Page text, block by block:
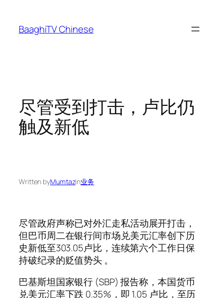
content
BaaghiTV Chinese
尽管受到打击，卢比仍
触及新低
Written byMumtazin业务
尽管政府声称已对外汇走私活动展开打击，
但巴币周二在银行间市场兑美元汇率创下历
史新低至303.05卢比，连续第六个工作日保
持破纪录的贬值势头 。
巴基斯坦国家银行 (SBP) 报告称，本国货币
兑美元汇率下跌 0.35%，即 1.05 卢比，至历